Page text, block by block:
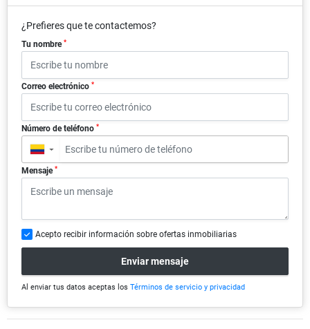
¿Prefieres que te contactemos?
Tu nombre *
Correo electrónico *
Número de teléfono *
▼
Mensaje *
Acepto recibir información sobre ofertas inmobiliarias
Enviar mensaje
Al enviar tus datos aceptas los Términos de servicio y privacidad